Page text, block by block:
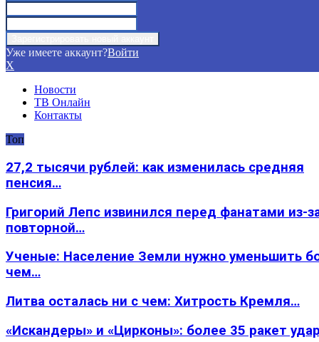
Уже имеете аккаунт?Войти
X
Новости
ТВ Онлайн
Контакты
Топ
27,2 тысячи рублей: как изменилась средняя
пенсия…
Григорий Лепс извинился перед фанатами из-
повторной…
Ученые: Население Земли нужно уменьшить
чем…
Литва осталась ни с чем: Хитрость Кремля…
«Искандеры» и «Цирконы»: более 35 ракет